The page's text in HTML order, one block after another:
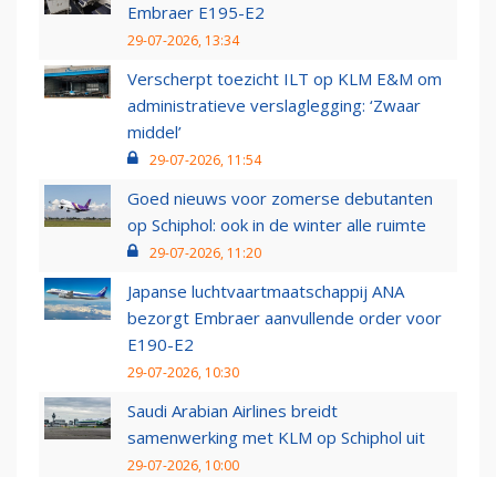
Embraer E195-E2
29-07-2026, 13:34
Verscherpt toezicht ILT op KLM E&M om
administratieve verslaglegging: ‘Zwaar
middel’
29-07-2026, 11:54
Goed nieuws voor zomerse debutanten
op Schiphol: ook in de winter alle ruimte
29-07-2026, 11:20
Japanse luchtvaartmaatschappij ANA
bezorgt Embraer aanvullende order voor
E190-E2
29-07-2026, 10:30
Saudi Arabian Airlines breidt
samenwerking met KLM op Schiphol uit
29-07-2026, 10:00